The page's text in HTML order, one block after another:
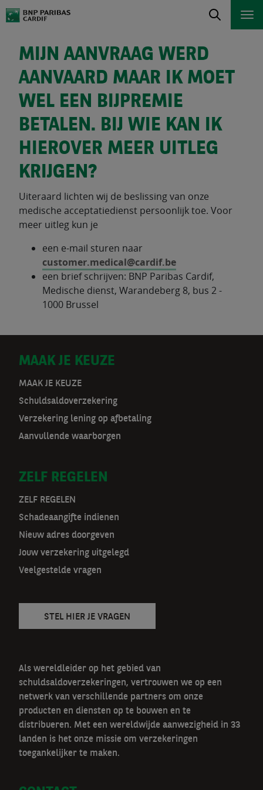
MIJN AANVRAAG WERD
AANVAARD MAAR IK MOET
WEL EEN BIJPREMIE
BETALEN. BIJ WIE KAN IK
HIEROVER MEER UITLEG
KRIJGEN?
Uiteraard lichten wij de beslissing van onze
medische acceptatiedienst persoonlijk toe. Voor
meer uitleg kun je
een e-mail sturen naar
customer.medical@cardif.be
een brief schrijven: BNP Paribas Cardif,
Medische dienst, Warandeberg 8, bus 2 -
1000 Brussel
D
o
o
r
a
t
n
a
v
MAAK JE KEUZE
MAAK JE KEUZE
Schuldsaldoverzekering
Verzekering lening op afbetaling
Aanvullende waarborgen
ZELF REGELEN
ZELF REGELEN
Schadeaangifte indienen
Nieuw adres doorgeven
Jouw verzekering uitgelegd
Veelgestelde vragen
STEL HIER JE VRAGEN
Als wereldleider op het gebied van
schuldsaldoverzekeringen, vertrouwen we op een
netwerk van verschillende partners om onze
producten en diensten op te bouwen en te
distribueren. Met een wereldwijde aanwezigheid in 33
landen is het onze missie om verzekeringen
toegankelijker te maken.